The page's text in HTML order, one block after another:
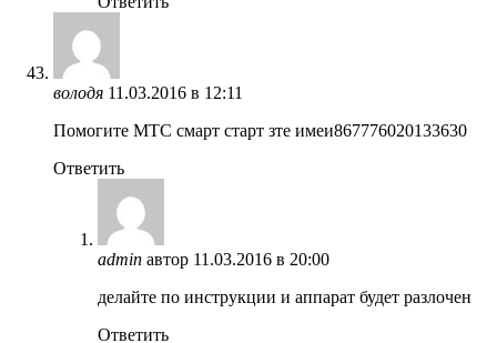
володя 11.03.2016 в 12:11
Помогите МТС смарт старт зте имеи867776020133630
Ответить
admin автор 11.03.2016 в 20:00
делайте по инструкции и аппарат будет разлочен
Ответить